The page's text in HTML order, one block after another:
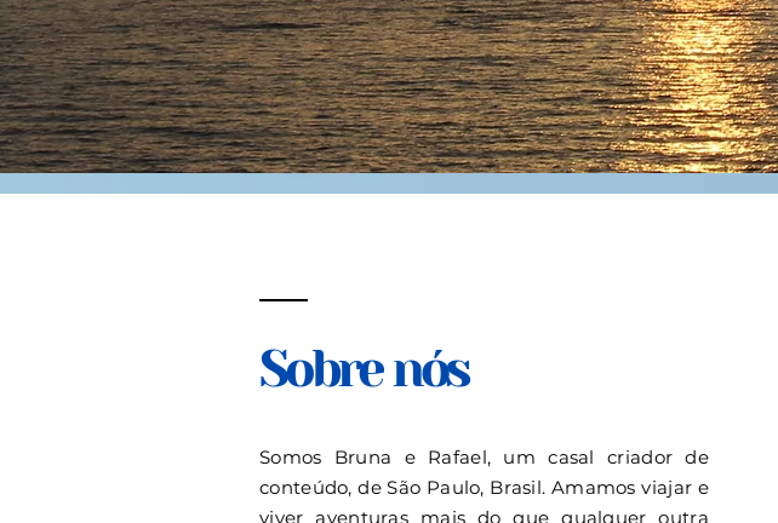
Sobre nós
Somos Bruna e Rafael, um casal criador de
conteúdo, de São Paulo, Brasil. Amamos viajar e
viver aventuras mais do que qualquer outra